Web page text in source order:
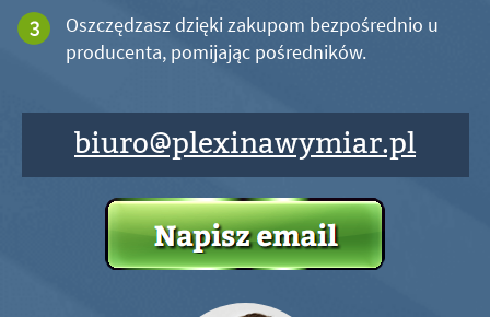
Oszczędzasz dzięki zakupom bezpośrednio u
producenta, pomijając pośredników.
biuro@plexinawymiar.pl